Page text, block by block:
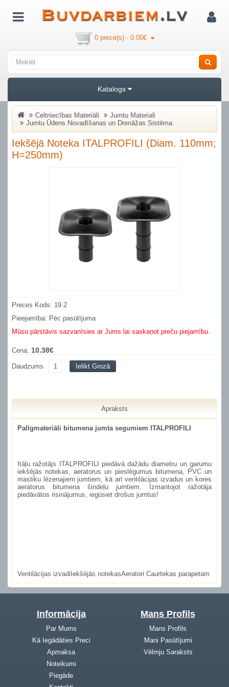
0 prece(s) - 0.00€
Katalogs
Celtniecības Materiāli
Jumtu Materiali
Jumtu Ūdens Novadīšanas un Drenāžas Sistēma
Iekšējā Noteka ITALPROFILI (diam. 110mm;
H=250mm)
Preces Kods: 19.2
Pieejamība: Pēc pasūtījuma
Mūsu pārstāvis sazvanīsies ar Jums lai saskaņot preču piejamību.
Cena: 10.38€
Daudzums Ielikt Grozā
Apraksts
Palīgmateriāli bitumena jumta segumiem ITALPROFILI
Itāļu ražotājs ITALPROFILI piedāvā dažādu diametru un garumu
iekšējās notekas, aeratorus un pieslēgumus bitumena, PVC un
mastiku lēzenajiem jumtiem, kā arī ventilācijas izvadus un kores
aeratorus bitumena šindeļu jumtiem. Izmantojot ražotāja
piedāvātos risinājumus, iegūsiet drošus jumtus!
Ventilācijas izvadi Iekšējās notekasAeratori Caurtekas parapetam
Informācija
Par Mums
Kā Iegādāties Preci
Apmaksa
Noteikumi
Piegāde
Mans Profils
Mans Profils
Mani Pasūtījumi
Vēlmju Saraksts